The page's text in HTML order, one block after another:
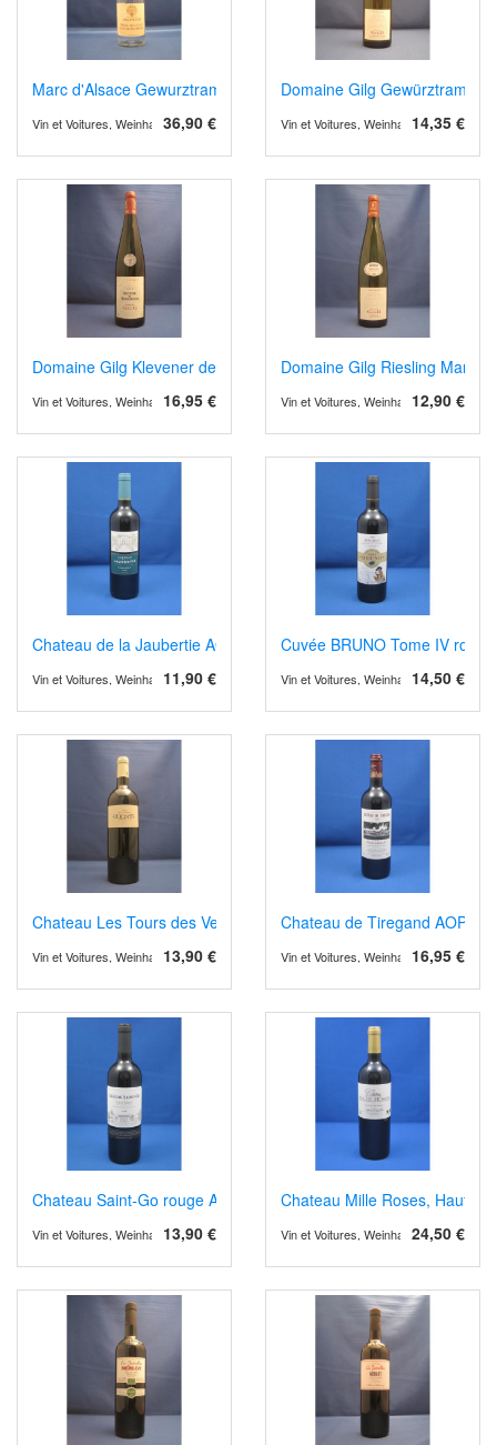
Marc d'Alsace Gewurztraminer
36,90 €
Vin et Voitures, Weinhandel und Weinimport
Domaine Gilg
14,35 €
Vin et Voitures, Weinhandel und
Domaine Gilg Klevener de Heiligenstein 2023/4
16,95 €
Vin et Voitures, Weinhandel und Weinimport
Domaine Gilg Riesling
12,90 €
Vin et Voitures, Weinhandel und
Chateau de la Jaubertie AOP Bergerac rot, Barrique
11,90 €
Vin et Voitures, Weinhandel und Weinimport
Cuvée BRUNO Tome IV rot,
14,50 €
Vin et Voitures, Weinhandel und
Chateau Les Tours des Verdots AOPCotes de Bergerac 2021 rot,
13,90 €
Vin et Voitures, Weinhandel und Weinimport
Chateau de Tiregand AOP
16,95 €
Vin et Voitures, Weinhandel und
Chateau Saint-Go rouge AOP Saint Mont 2019
13,90 €
Vin et Voitures, Weinhandel und Weinimport
Chateau Mille Roses, Haut
24,50 €
Vin et Voitures, Weinhandel und